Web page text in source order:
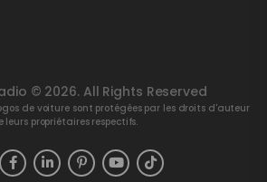
© 2026. All Rights Reserved
de voiture sont protégées par les droits d'auteur
leurs propriétaires respectifs.